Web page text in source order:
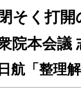
閉そく打
院本会議
日航「整理